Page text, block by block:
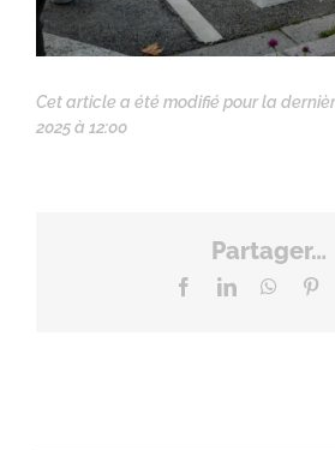
Cet article a été modifié pour la
2025 à 12:00
Partager…
FacebookLinkedIn